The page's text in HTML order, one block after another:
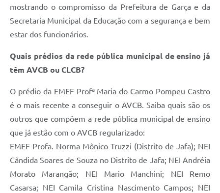
mostrando o compromisso da Prefeitura de Garça e da
Secretaria Municipal da Educação com a segurança e bem
estar dos funcionários.
Quais prédios da rede pública municipal de ensino já
têm AVCB ou CLCB?
O prédio da EMEF Profª Maria do Carmo Pompeu Castro
é o mais recente a conseguir o AVCB. Saiba quais são os
outros que compõem a rede pública municipal de ensino
que já estão com o AVCB regularizado:
EMEF Profa. Norma Mônico Truzzi (Distrito de Jafa); NEI
Cândida Soares de Souza no Distrito de Jafa; NEI Andréia
Morato Marangão; NEI Mario Manchini; NEI Remo
Casarsa; NEI Camila Cristina Nascimento Campos; NEI